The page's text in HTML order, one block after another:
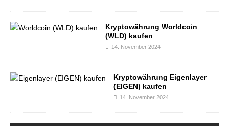
Kryptowährung Worldcoin
(WLD) kaufen
14. November 2024
Kryptowährung Eigenlayer
(EIGEN) kaufen
14. November 2024